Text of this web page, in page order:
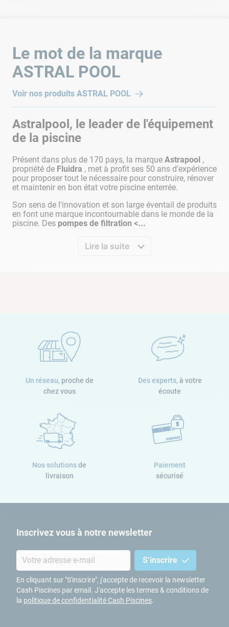
Le mot de la marque
ASTRAL POOL
Voir nos produits ASTRAL POOL
Astralpool, le leader de l'équipement
de la piscine
Présent dans plus de 170 pays, la marque Astrapool ,
propriété de Fluidra , met à profit ses 50 ans d'expérience
pour proposer tout le nécessaire pour construire, rénover
et maintenir en bon état votre piscine enterrée.
Son sens de l'innovation et son large éventail de produits
en font une marque incontournable dans le monde de la
piscine. Des pompes de filtration <...
Lire la suite
Un réseau, proche de
chez vous
Des experts, à votre
écoute
Nos solutionsde
livraison
Paiement
sécurisé
Inscrivez vous à notre newsletter
S’inscrire
En cliquant sur "S'inscrire", j'accepte de recevoir la newsletter
Cash Piscines par email. J'accepte les termes & conditions de
la politique de confidentialité Cash Piscines.